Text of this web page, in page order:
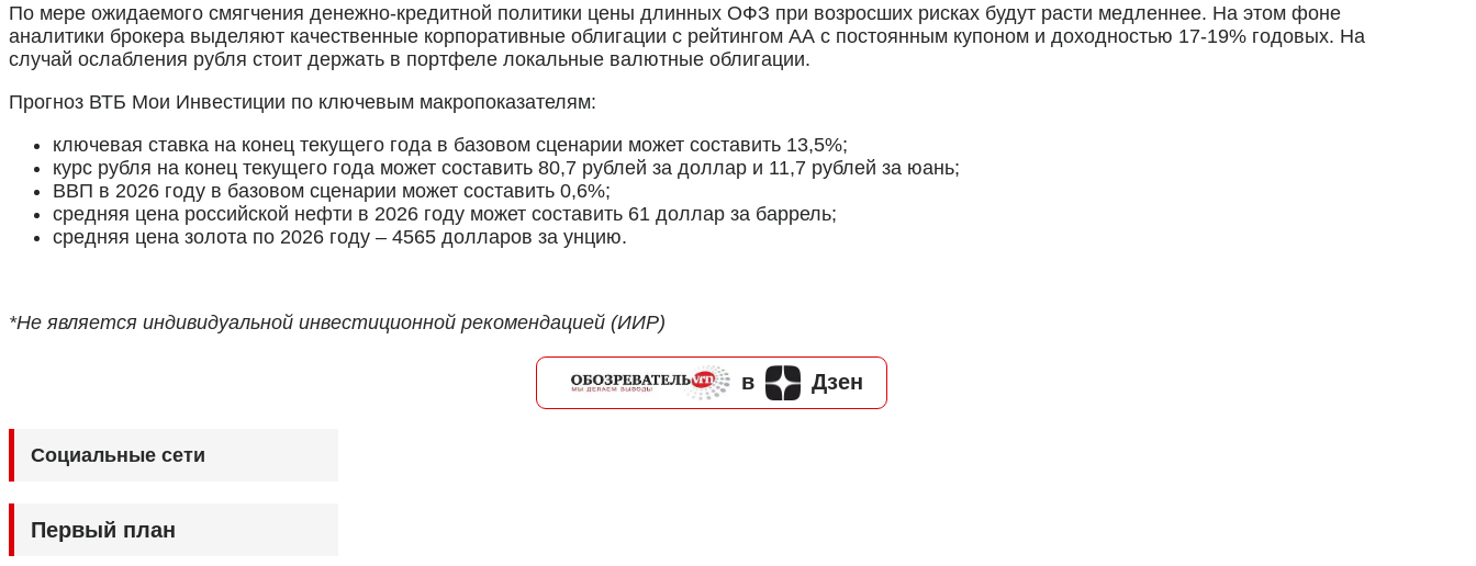
По мере ожидаемого смягчения денежно-кредитной политики цены длинных ОФЗ при возросших рисках будут расти медленнее. На этом фоне
аналитики брокера выделяют качественные корпоративные облигации с рейтингом АА с постоянным купоном и доходностью 17-19% годовых. На
случай ослабления рубля стоит держать в портфеле локальные валютные облигации.
Прогноз ВТБ Мои Инвестиции по ключевым макропоказателям:
ключевая ставка на конец текущего года в базовом сценарии может составить 13,5%;
курс рубля на конец текущего года может составить 80,7 рублей за доллар и 11,7 рублей за юань;
ВВП в 2026 году в базовом сценарии может составить 0,6%;
средняя цена российской нефти в 2026 году может составить 61 доллар за баррель;
средняя цена золота по 2026 году – 4565 долларов за унцию.
*Не является индивидуальной инвестиционной рекомендацией (ИИР)
в Дзен
Социальные сети
Первый план